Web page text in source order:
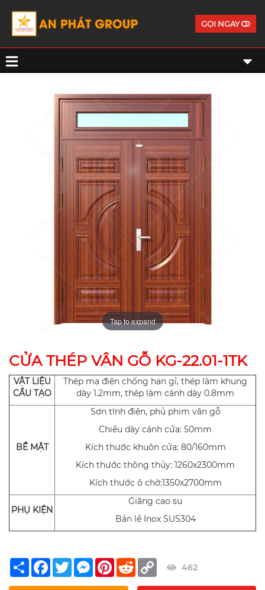
GỌI NGAY
Tap to expand
CỬA THÉP VÂN GỖ KG-22.01-1TK
VẬT LIỆU
CẨU TẠO
Thép mạ điện chống han gỉ, thép làm khung
dày 1.2mm, thép làm cánh dày 0.8mm
BỀ MẶT
Sơn tĩnh điện, phủ phim vân gỗ
Chiều dày cánh cửa: 50mm
Kích thước khuôn cửa: 80/160mm
Kích thước thông thủy: 1260x2300mm
Kích thước ô chờ:1350x2700mm
PHỤ KIỆN
Giăng cao su
Bản lề Inox SUS304
Share Facebook
TwitterMessengerPinterest
Reddit Copy
Link
462